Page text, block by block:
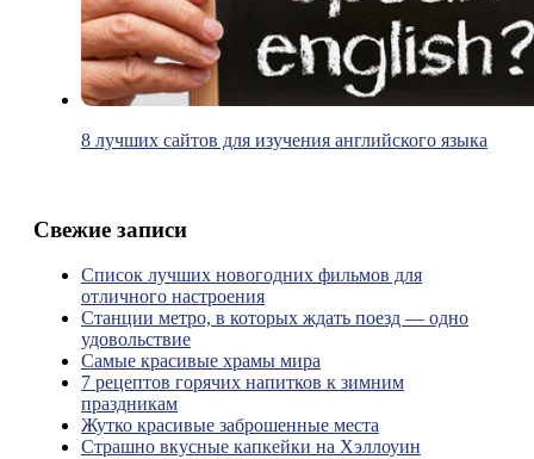
8 лучших сайтов для изучения английского языка
Свежие записи
Список лучших новогодних фильмов для
отличного настроения
Станции метро, в которых ждать поезд — одно
удовольствие
Самые красивые храмы мира
7 рецептов горячих напитков к зимним
праздникам
Жутко красивые заброшенные места
Страшно вкусные капкейки на Хэллоуин